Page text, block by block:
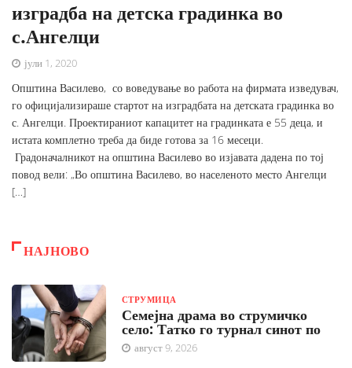
изградба на детска градинка во
с.Ангелци
јули 1, 2020
Општина Василево, со воведување во работа на фирмата изведувач,
го официјализираше стартот на изградбата на детската градинка во
с. Ангелци. Проектираниот капацитет на градинката е 55 деца, и
истата комплетно треба да биде готова за 16 месеци.
Градоначалникот на општина Василево во изјавата дадена по тој
повод вели: „Во општина Василево, во населеното место Ангелци
[…]
НАЈНОВО
СТРУМИЦА
Семејна драма во струмичко
село: Татко го турнал синот по
август 9, 2026